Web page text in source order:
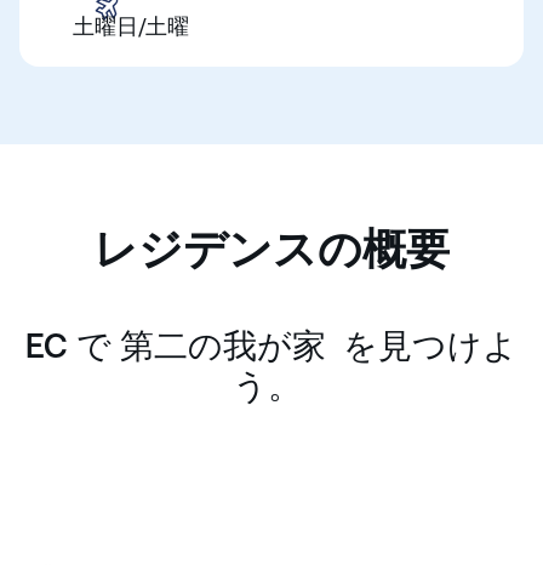
土曜日/土曜
レジデンスの概要
EC で 第二の我が家 を見つけよ
う。